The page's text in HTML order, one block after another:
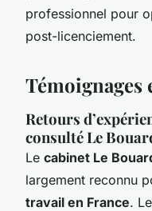
professionnel pour
post-licenciement.
Retours
consulté Le
Le cabinet Le
largement reconnu
travail en France.